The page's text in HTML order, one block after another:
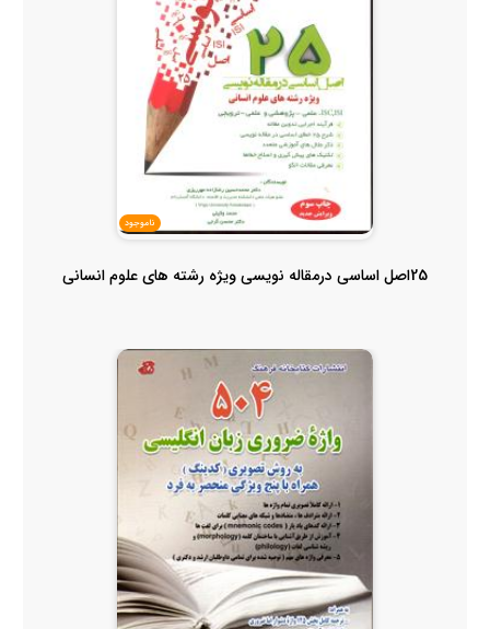
ناموجود
25اصل اساسی درمقاله نویسی ویژه رشته های علوم انسانی